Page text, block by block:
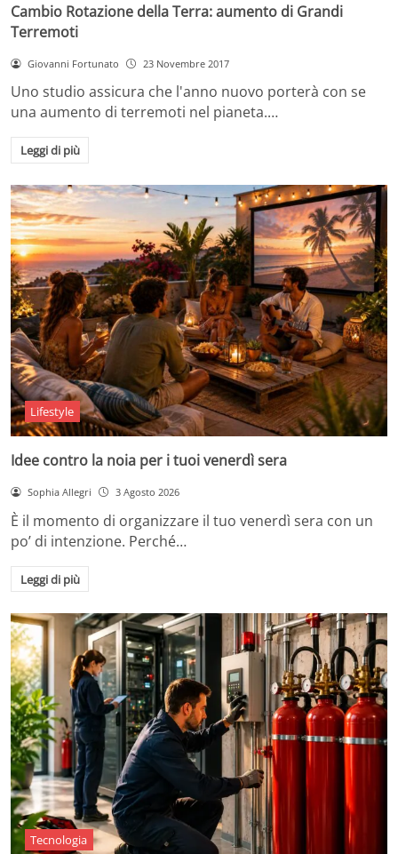
Cambio Rotazione della Terra: aumento di Grandi
Terremoti
Giovanni Fortunato 23 Novembre 2017
Uno studio assicura che l'anno nuovo porterà con se
una aumento di terremoti nel pianeta.…
Leggi di più
Lifestyle
Idee contro la noia per i tuoi venerdì sera
Sophia Allegri 3 Agosto 2026
È il momento di organizzare il tuo venerdì sera con un
po’ di intenzione. Perché…
Leggi di più
Tecnologia